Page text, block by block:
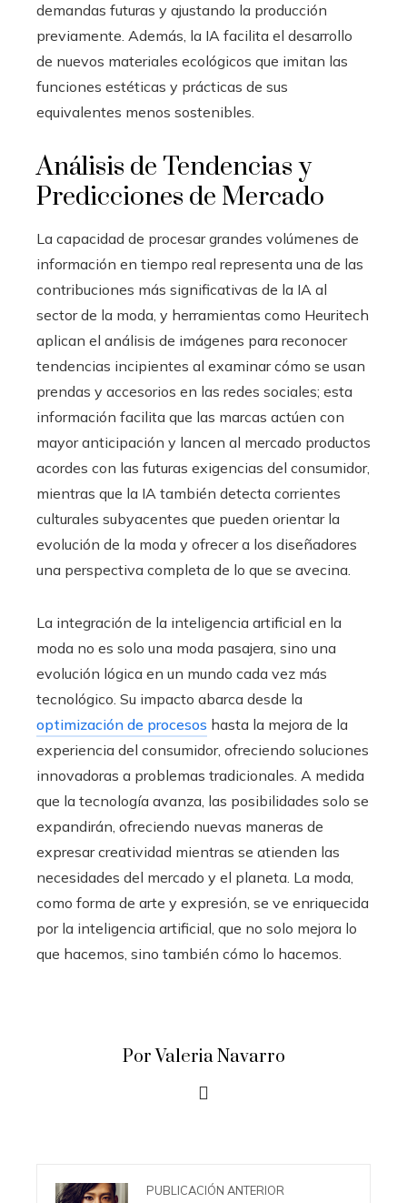
demandas futuras y ajustando la producción
previamente. Además, la IA facilita el desarrollo
de nuevos materiales ecológicos que imitan las
funciones estéticas y prácticas de sus
equivalentes menos sostenibles.
Análisis de Tendencias y
Predicciones de Mercado
La capacidad de procesar grandes volúmenes de
información en tiempo real representa una de las
contribuciones más significativas de la IA al
sector de la moda, y herramientas como Heuritech
aplican el análisis de imágenes para reconocer
tendencias incipientes al examinar cómo se usan
prendas y accesorios en las redes sociales; esta
información facilita que las marcas actúen con
mayor anticipación y lancen al mercado productos
acordes con las futuras exigencias del consumidor,
mientras que la IA también detecta corrientes
culturales subyacentes que pueden orientar la
evolución de la moda y ofrecer a los diseñadores
una perspectiva completa de lo que se avecina.
La integración de la inteligencia artificial en la
moda no es solo una moda pasajera, sino una
evolución lógica en un mundo cada vez más
tecnológico. Su impacto abarca desde la
optimización de procesos hasta la mejora de la
experiencia del consumidor, ofreciendo soluciones
innovadoras a problemas tradicionales. A medida
que la tecnología avanza, las posibilidades solo se
expandirán, ofreciendo nuevas maneras de
expresar creatividad mientras se atienden las
necesidades del mercado y el planeta. La moda,
como forma de arte y expresión, se ve enriquecida
por la inteligencia artificial, que no solo mejora lo
que hacemos, sino también cómo lo hacemos.
Por Valeria Navarro
PUBLICACIÓN ANTERIOR